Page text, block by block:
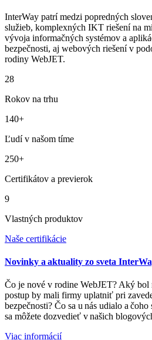
InterWay patrí medzi popredných
služieb, komplexných IKT riešení na
vývoja informačných systémov a
bezpečnosti, aj webových riešení v
rodiny WebJET.
28
Rokov na trhu
140+
Ľudí v našom tíme
250+
Certifikátov a previerok
9
Vlastných produktov
Naše certifikácie
Novinky a aktuality zo sveta
Čo je nové v rodine WebJET? Aký bol
postup by mali firmy uplatniť pri
bezpečnosti? Čo sa u nás udialo a
sa môžete dozvedieť v našich
Viac informácií